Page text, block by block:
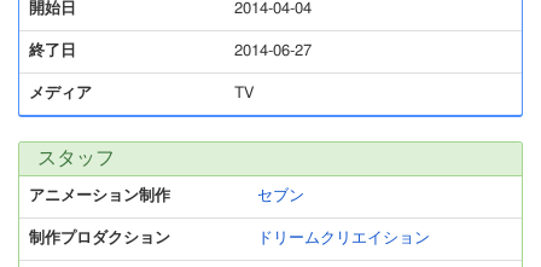
開始日 2014-04-04
終了日 2014-06-27
メディア TV
スタッフ
アニメーション制作 セブン
制作プロダクション ドリームクリエイション